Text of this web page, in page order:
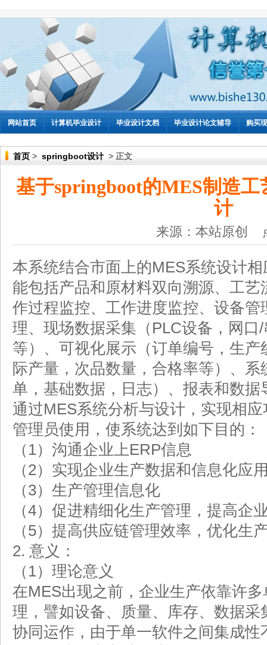
网站首页 计算机毕业设计 毕业设计文档 毕业设计论文辅导 购买
首页 > springboot设计 > 正文
基于springboot的MES制造
计
来源：本站原创
本系统结合市面上的MES系统设计
能包括产品和原材料双向溯源、工
作过程监控、工作进度监控、设备
理、现场数据采集（PLC设备，网口
等）、可视化展示（订单编号，生
际产量，次品数量，合格率等）、
单，基础数据，日志）、报表和数据
通过MES系统分析与设计，实现相
管理员使用，使系统达到如下目的：
（1）沟通企业上ERP信息
（2）实现企业生产数据和信息化应
（3）生产管理信息化
（4）促进精细化生产管理，提高企
（5）提高供应链管理效率，优化生
2. 意义：
（1）理论意义
在MES出现之前，企业生产依靠许
理，譬如设备、质量、库存、数据
协同运作，由于单一软件之间集成